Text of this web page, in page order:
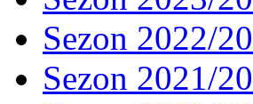
Sezon 2022/
Sezon 2021/